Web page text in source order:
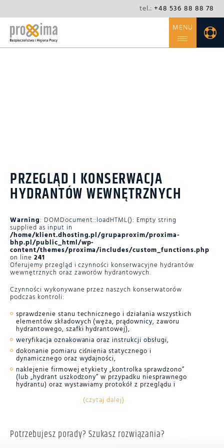
tel.: +48 536 88 88 78
MENU
PRZEGLĄD I KONSERWACJA
HYDRANTÓW WEWNĘTRZNYCH
Warning: DOMDocument::loadHTML(): Empty string
supplied as input in
/home/klient.dhosting.pl/grupaproxim/proxima-
bhp.pl/public_html/wp-
content/themes/proxima/includes/custom_functions.php
on line 241
Oferujemy przegląd i czynności konserwacyjne hydrantów
wewnętrznych oraz zaworów hydrantowych.
Czynności wykonywane przez naszych konserwatorów
podczas kontroli:
sprawdzenie stanu technicznego i działania wszystkich
elementów składowych (węża, prądownicy, zaworu
hydrantowego, szafki hydrantowej),
weryfikacja oznakowania oraz instrukcji obsługi,
dokonanie pomiaru ciśnienia statycznego i
dynamicznego oraz wydajności,
naklejenie firmowej etykiety „kontrolka sprawdzono”
(lub „hydrant uszkodzony” w przypadku niesprawnego
hydrantu) oraz wystawiamy protokół z przeglądu i
(czytaj dalej)
Potrzebujesz porady? Szukasz rozwiązania?